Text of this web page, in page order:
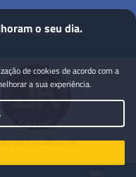
reservados
o seu dia.
de cookies de acordo com a
a sua experiência.
não é investimento